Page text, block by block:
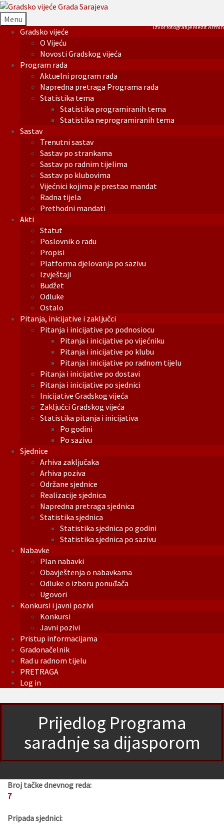
Menu
Gradsko vijeće
O Vijeću
Novosti Gradskog vijeća
Program rada
Aktuelni program rada
Napredna pretraga Programa rada
Statistika tema
Statistika programiranih tema
Statistika neprogramiranih tema
Sastav
Trenutni sastav
Sastav po strankama
Sastav po radnim tijelima
Sastav po klubovima
Vijećnici kojima je prestao mandat
Radna tijela
Prethodni mandati
Akti
Statut
Poslovnik o radu
Propisi
Platforma djelovanja po sazivu
Izvještaji
Budžet
Odluke
Ostalo
Pitanja, inicijative i zaključci
Pitanja i inicijative po podnosiocu
Pitanja i inicijative po vijećniku
Pitanja i inicijative po klubu
Pitanja i inicijative po radnom tijelu
Pitanja i inicijative po dostavi
Pitanja i inicijative po sjednici
Inicijative Gradskog vijeća
Zaključci Gradskog vijeća
Statistika pitanja i inicijativa
Po godini
Po sazivu
Sjednice
Arhiva zaključaka
Arhiva poziva
Održane sjednice
Realizacije sjednica
Napredna pretraga sjednica
Statistika sjednica
Statistika sjednica po godini
Statistika sjednica po sazivu
Nabavke
Plan nabavki
Obavještenja o nabavkama
Odluke o izboru ponuđača
Ugovori
Konkursi i javni pozivi
Konkursi
Javni pozivi
Pristup informacijama
Gradonačelnik
Rad u radnom tijelu
PRETRAGA
Log in
Izvor fotografije Mezit Armin
Prijedlog Programa
saradnje sa dijasporom
Broj tačke dnevnog reda:
7
Pripada sjednici: